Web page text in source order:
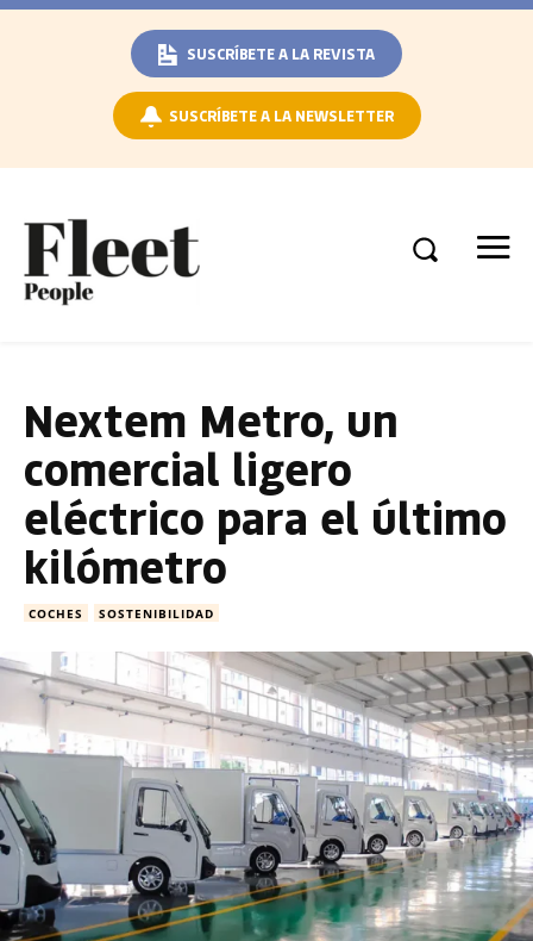
SUSCRÍBETE A LA REVISTA
SUSCRÍBETE A LA NEWSLETTER
Nextem Metro, un
comercial ligero
eléctrico para el último
kilómetro
COCHES SOSTENIBILIDAD